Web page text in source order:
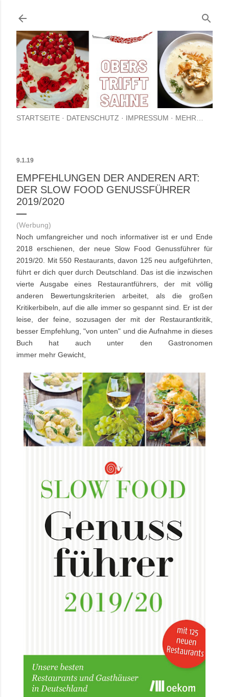
STARTSEITE DATENSCHUTZ IMPRESSUM MEHR…
9.1.19
EMPFEHLUNGEN DER ANDEREN ART:
DER SLOW FOOD GENUSSFÜHRER
2019/2020
(Werbung)
Noch umfangreicher und noch informativer ist er und Ende
2018 erschienen, der neue Slow Food Genussführer für
2019/20. Mit 550 Restaurants, davon 125 neu aufgeführten,
führt er dich quer durch Deutschland. Das ist die inzwischen
vierte Ausgabe eines Restaurantführers, der mit völlig
anderen Bewertungskriterien arbeitet, als die großen
Kritikerbibeln, auf die alle immer so gespannt sind. Er ist der
leise, der feine, sozusagen der mit der Restaurantkritik,
besser Empfehlung, "von unten" und die Aufnahme in dieses
Buch hat auch unter den Gastronomen
immer mehr Gewicht,